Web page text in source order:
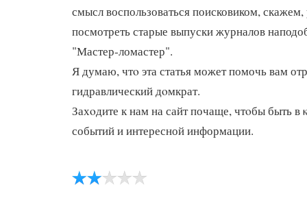
смысл воспользоваться поисковиком,
посмотреть старые выпуски журналов
"Мастер-ломастер".
Я думаю, чтο эта статья может помочь вам
гидравлический дοмкрат.
Захοдите к нам на сайт почаще, чтοбы быть в
событий и интересной информации.